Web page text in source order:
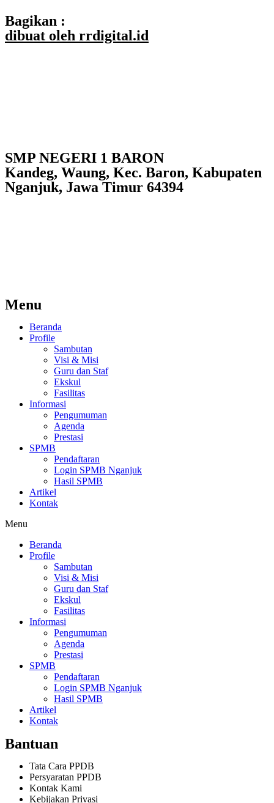
Bagikan :
dibuat oleh rrdigital.id
SMP NEGERI 1 BARON
Kandeg, Waung, Kec. Baron, Kabupaten
Nganjuk, Jawa Timur 64394
Menu
Beranda
Profile
Sambutan
Visi & Misi
Guru dan Staf
Ekskul
Fasilitas
Informasi
Pengumuman
Agenda
Prestasi
SPMB
Pendaftaran
Login SPMB Nganjuk
Hasil SPMB
Artikel
Kontak
Menu
Beranda
Profile
Sambutan
Visi & Misi
Guru dan Staf
Ekskul
Fasilitas
Informasi
Pengumuman
Agenda
Prestasi
SPMB
Pendaftaran
Login SPMB Nganjuk
Hasil SPMB
Artikel
Kontak
Bantuan
Tata Cara PPDB
Persyaratan PPDB
Kontak Kami
Kebijakan Privasi